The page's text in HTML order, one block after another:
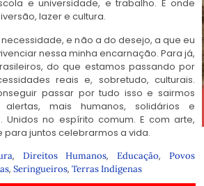
e universidade, e trabalho. E onde
lazer e cultura.
e não a do desejo, a que eu
nessa minha encarnação. Para já,
do que estamos passando por
reais e, sobretudo, culturais.
passar por tudo isso e sairmos
mais humanos, solidários e
Unidos no espírito comum. E com arte,
para juntos celebrarmos a vida.
, Direitos Humanos,Educação,Povos
, Seringueiros, Terras Indígenas